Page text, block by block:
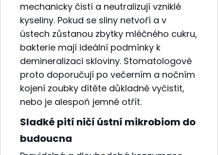
mechanicky čistí a neutralizují vzniklé
kyseliny. Pokud se sliny netvoří a v
ústech zůstanou zbytky mléčného cukru,
bakterie mají ideální podmínky k
demineralizaci skloviny. Stomatologové
proto doporučují po večerním a nočním
kojení zoubky dítěte důkladně vyčistit,
nebo je alespoň jemně otřít.
Sladké pití ničí ústní mikrobiom do
budoucna